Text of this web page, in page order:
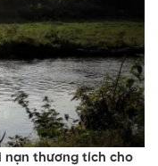
nạn thương tích cho